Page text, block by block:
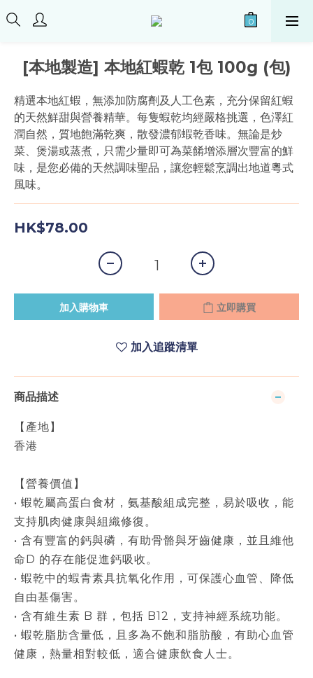
[本地製造] 本地紅蝦乾 1包 100g (包)
精選本地紅蝦，無添加防腐劑及人工色素，充分保留紅蝦
的天然鮮甜與營養精華。每隻蝦乾均經嚴格挑選，色澤紅
潤自然，質地飽滿乾爽，散發濃郁蝦乾香味。無論是炒
菜、煲湯或蒸煮，只需少量即可為菜餚增添層次豐富的鮮
味，是您必備的天然調味聖品，讓您輕鬆烹調出地道粵式
風味。
HK$78.00
加入購物車 立即購買
加入追蹤清單
商品描述
【產地】
香港
【營養價值】
• 蝦乾屬高蛋白食材，氨基酸組成完整，易於吸收，能
支持肌肉健康與組織修復。
• 含有豐富的鈣與磷，有助骨骼與牙齒健康，並且維他
命D 的存在能促進鈣吸收。
• 蝦乾中的蝦青素具抗氧化作用，可保護心血管、降低
自由基傷害。
• 含有維生素 B 群，包括 B12，支持神經系統功能。
• 蝦乾脂肪含量低，且多為不飽和脂肪酸，有助心血管
健康，熱量相對較低，適合健康飲食人士。